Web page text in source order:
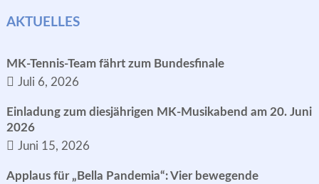
AKTUELLES
MK-Tennis-Team fährt zum Bundesfinale
Juli 6, 2026
Einladung zum diesjährigen MK-Musikabend am 20. Juni
2026
Juni 15, 2026
Applaus für „Bella Pandemia“: Vier bewegende